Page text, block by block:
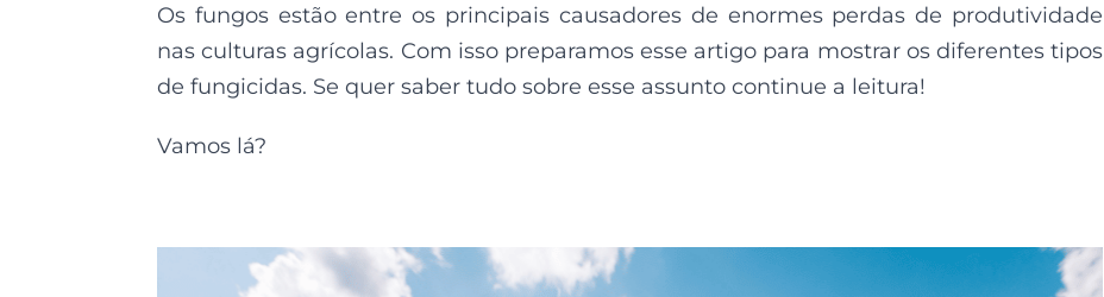
Os fungos estão entre os principais causadores de enormes perdas de produtividade
nas culturas agrícolas. Com isso preparamos esse artigo para mostrar os diferentes tipos
de fungicidas. Se quer saber tudo sobre esse assunto continue a leitura!
Vamos lá?